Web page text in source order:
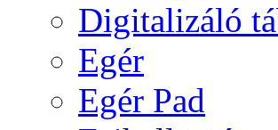
Digitalizáló
Egér
Egér Pad